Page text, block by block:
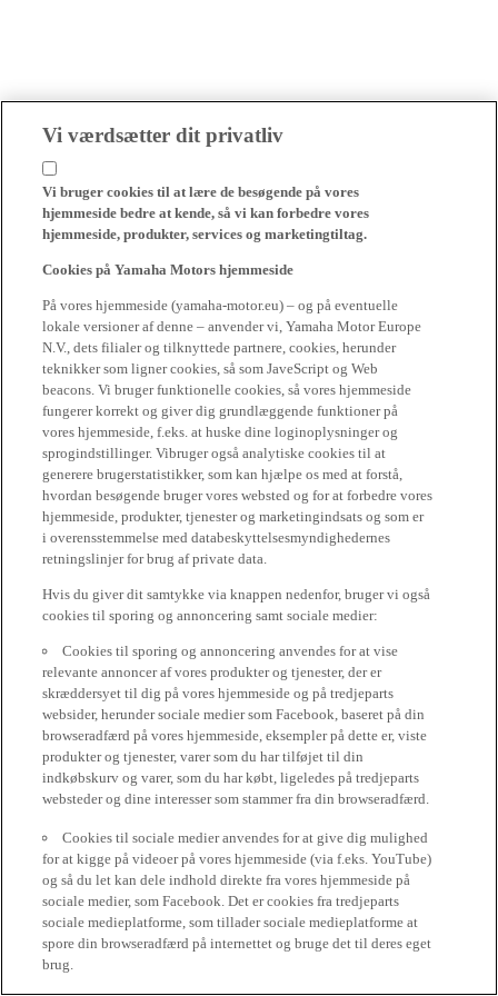
Vi værdsætter dit privatliv
Vi bruger cookies til at lære de besøgende på vores
hjemmeside bedre at kende, så vi kan forbedre vores
hjemmeside, produkter, services og marketingtiltag.
Cookies på Yamaha Motors hjemmeside
På vores hjemmeside (yamaha-motor.eu) – og på eventuelle
lokale versioner af denne – anvender vi, Yamaha Motor Europe
N.V., dets filialer og tilknyttede partnere, cookies, herunder
teknikker som ligner cookies, så som JaveScript og Web
beacons. Vi bruger funktionelle cookies, så vores hjemmeside
fungerer korrekt og giver dig grundlæggende funktioner på
vores hjemmeside, f.eks. at huske dine loginoplysninger og
sprogindstillinger. Vibruger også analytiske cookies til at
generere brugerstatistikker, som kan hjælpe os med at forstå,
hvordan besøgende bruger vores websted og for at forbedre vores
hjemmeside, produkter, tjenester og marketingindsats og som er
i overensstemmelse med databeskyttelsesmyndighedernes
retningslinjer for brug af private data.
Hvis du giver dit samtykke via knappen nedenfor, bruger vi også
cookies til sporing og annoncering samt sociale medier:
Cookies til sporing og annoncering anvendes for at vise
relevante annoncer af vores produkter og tjenester, der er
skræddersyet til dig på vores hjemmeside og på tredjeparts
websider, herunder sociale medier som Facebook, baseret på din
browseradfærd på vores hjemmeside, eksempler på dette er, viste
produkter og tjenester, varer som du har tilføjet til din
indkøbskurv og varer, som du har købt, ligeledes på tredjeparts
websteder og dine interesser som stammer fra din browseradfærd.
Cookies til sociale medier anvendes for at give dig mulighed
for at kigge på videoer på vores hjemmeside (via f.eks. YouTube)
og så du let kan dele indhold direkte fra vores hjemmeside på
sociale medier, som Facebook. Det er cookies fra tredjeparts
sociale medieplatforme, som tillader sociale medieplatforme at
spore din browseradfærd på internettet og bruge det til deres eget
brug.